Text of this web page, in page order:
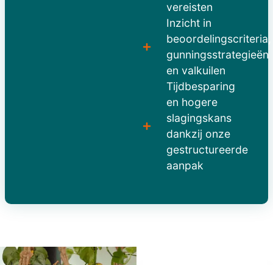
vereisten
Inzicht in
beoordelingscriteria,
gunningsstrategieën
en valkuilen
Tijdbesparing
en hogere
slagingskans
dankzij onze
gestructureerde
aanpak